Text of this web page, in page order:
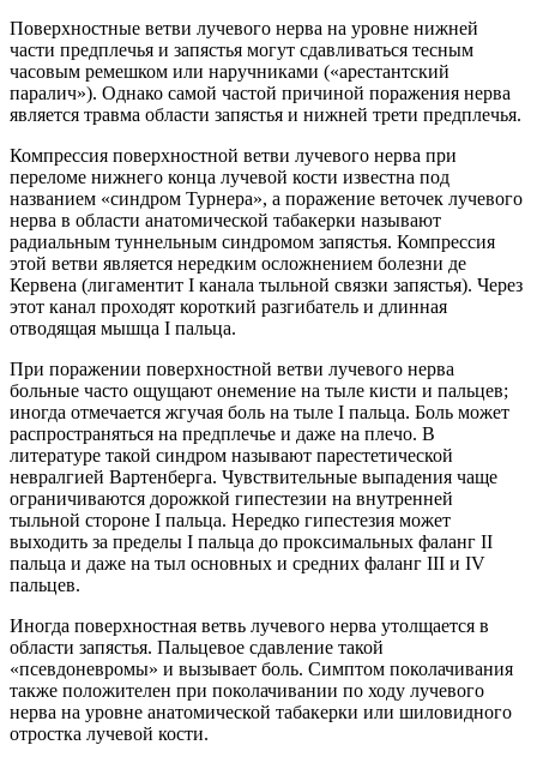
Поверхностные ветви лучевого нерва на уровне нижней
части предплечья и запястья могут сдавливаться тесным
часовым ремешком или наручниками («арестантский
паралич»). Однако самой частой причиной поражения нерва
является травма области запястья и нижней трети предплечья.
Компрессия поверхностной ветви лучевого нерва при
переломе нижнего конца лучевой кости известна под
названием «синдром Турнера», а поражение веточек лучевого
нерва в области анатомической табакерки называют
радиальным туннельным синдромом запястья. Компрессия
этой ветви является нередким осложнением болезни де
Кервена (лигаментит I канала тыльной связки запястья). Через
этот канал проходят короткий разгибатель и длинная
отводящая мышца I пальца.
При поражении поверхностной ветви лучевого нерва
больные часто ощущают онемение на тыле кисти и пальцев;
иногда отмечается жгучая боль на тыле I пальца. Боль может
распространяться на предплечье и даже на плечо. В
литературе такой синдром называют парестетической
невралгией Вартенберга. Чувствительные выпадения чаще
ограничиваются дорожкой гипестезии на внутренней
тыльной стороне I пальца. Нередко гипестезия может
выходить за пределы I пальца до проксимальных фаланг II
пальца и даже на тыл основных и средних фаланг III и IV
пальцев.
Иногда поверхностная ветвь лучевого нерва утолщается в
области запястья. Пальцевое сдавление такой
«псевдоневромы» и вызывает боль. Симптом поколачивания
также положителен при поколачивании по ходу лучевого
нерва на уровне анатомической табакерки или шиловидного
отростка лучевой кости.